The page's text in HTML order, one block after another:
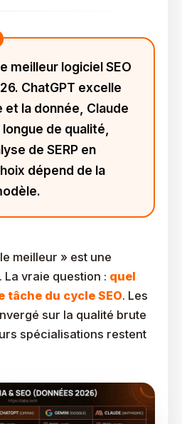
meilleur logiciel SEO
ChatGPT excelle
et la donnée, Claude
de qualité,
de SERP en
dépend de la
meilleur » est une
La vraie question : quel
tâche du cycle SEO. Les
sur la qualité brute
spécialisations restent